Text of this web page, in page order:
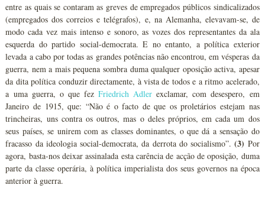
entre as quais se contaram as greves de empregados públicos sindicalizados
(empregados dos correios e telégrafos), e, na Alemanha, elevavam-se, de
modo cada vez mais intenso e sonoro, as vozes dos representantes da ala
esquerda do partido social-democrata. E no entanto, a política exterior
levada a cabo por todas as grandes potências não encontrou, em vésperas da
guerra, nem a mais pequena sombra duma qualquer oposição activa, apesar
da dita política conduzir directamente, à vista de todos e a ritmo acelerado,
a uma guerra, o que fezFriedrich Adler exclamar, com desespero, em
Janeiro de 1915, que: “Não é o facto de que os proletários estejam nas
trincheiras, uns contra os outros, mas o deles próprios, em cada um dos
seus países, se unirem com as classes dominantes, o que dá a sensação do
fracasso da ideologia social-democrata, da derrota do socialismo”.(3) Por
agora, basta-nos deixar assinalada esta carência de acção de oposição, duma
parte da classe operária, à política imperialista dos seus governos na época
anterior à guerra.